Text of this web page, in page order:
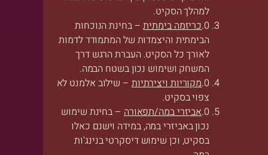
למהלך הסקיט.
כריזמה בימתית– בחינת הנוכחות
הבימתית והיצמדות של המתמודד לדמות
לאורך כל הסקיט. העברת הרגש דרך
המשחק ושימוש נכון בשטח הבמה.
מקוריות ויצירתיות– שילוב אלמנט לא
צפוי בסקיט.
אביזרי במה/תפאורה– בחינת שימוש
נכון באביזרי במה, במידה וישנם כאלו
בסקיט, וכן שימוש דיסקרטי בנינג'ות